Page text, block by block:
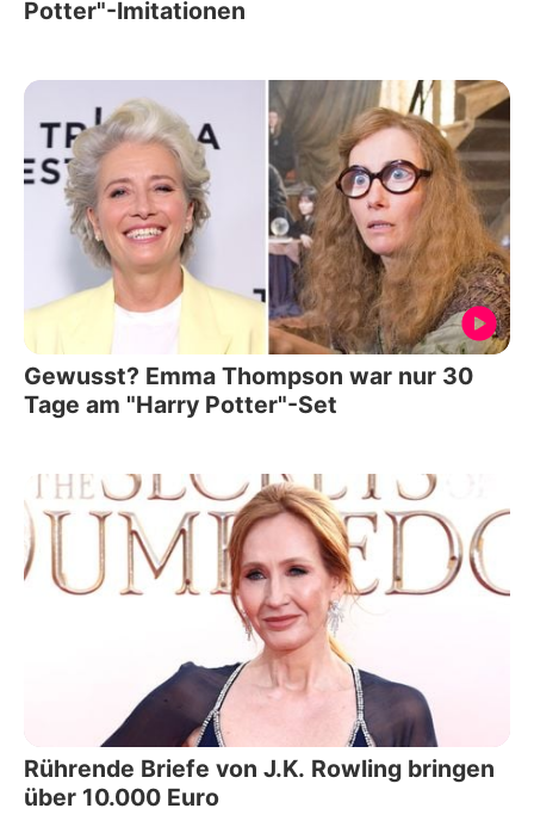
Potter"-Imitationen
Gewusst? Emma Thompson war nur 30
Tage am "Harry Potter"-Set
Rührende Briefe von J.K. Rowling bringen
über 10.000 Euro